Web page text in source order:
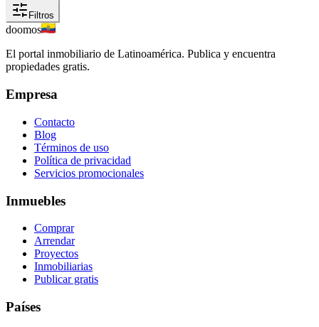
Filtros
doomos
El portal inmobiliario de Latinoamérica. Publica y encuentra
propiedades gratis.
Empresa
Contacto
Blog
Términos de uso
Política de privacidad
Servicios promocionales
Inmuebles
Comprar
Arrendar
Proyectos
Inmobiliarias
Publicar gratis
Países